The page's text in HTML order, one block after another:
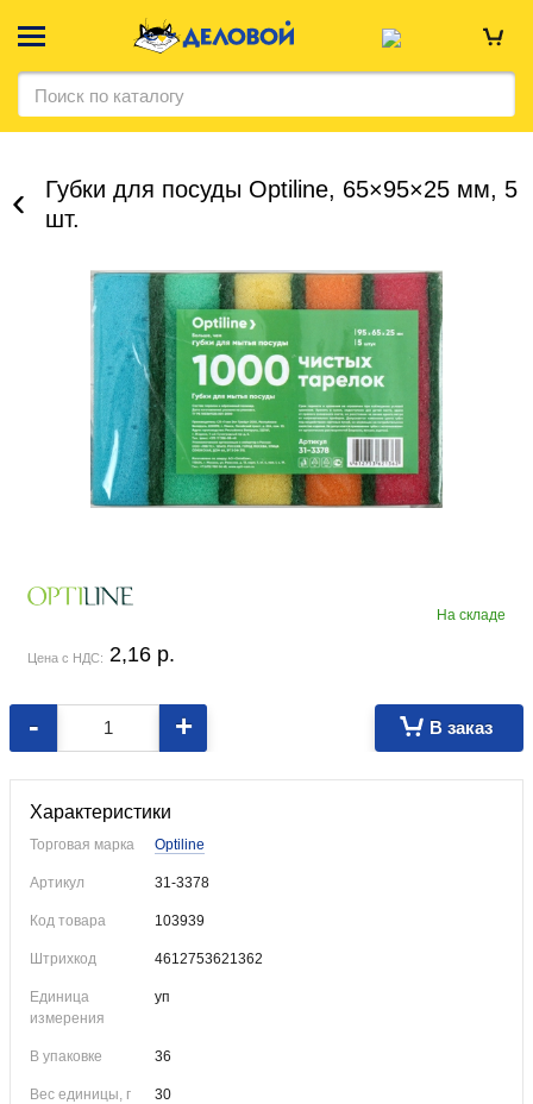
Губки для посуды Optiline, 65×95×25 мм, 5
шт.
На складе
Цена с НДС: 2,16 p.
- + В заказ
Предназначены для мытья посуды.
Характеристики
Торговая марка Optiline
Артикул 31-3378
Код товара 103939
Штрихкод 4612753621362
Единица
измерения
уп
В упаковке 36
Вес единицы, г 30